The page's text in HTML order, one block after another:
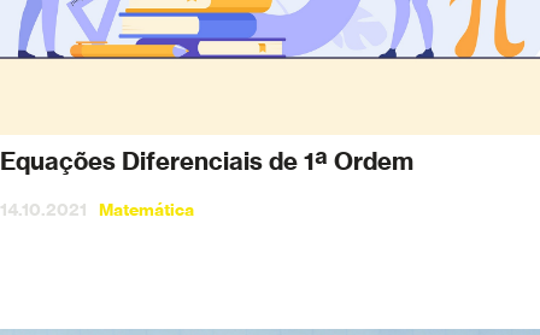
Equações Diferenciais de 1ª Ordem
14.10.2021 Matemática